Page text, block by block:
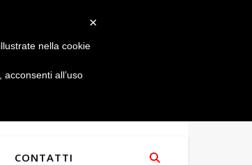
CONTATTI
×
nella cookie
all’uso